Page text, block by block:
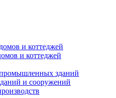
и коттеджей
и коттеджей
зданий
и сооружений